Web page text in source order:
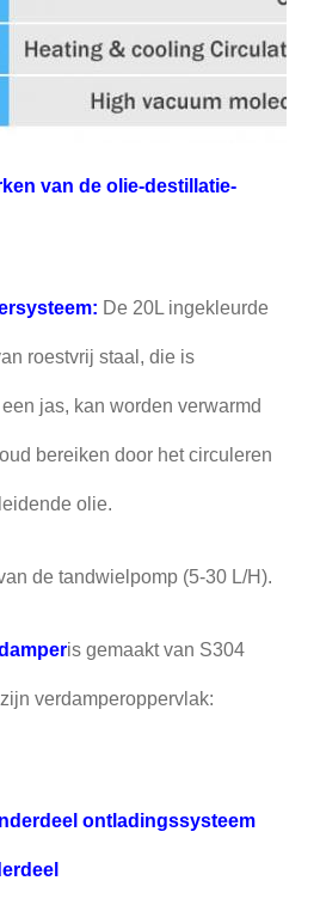
van de olie-destillatie-
De 20L ingekleurde
roestvrij staal, die is
jas, kan worden verwarmd
bereiken door het circuleren
olie.
de tandwielpomp (5-30 L/H).
is gemaakt van S304
verdamperoppervlak:
ontladingssysteem